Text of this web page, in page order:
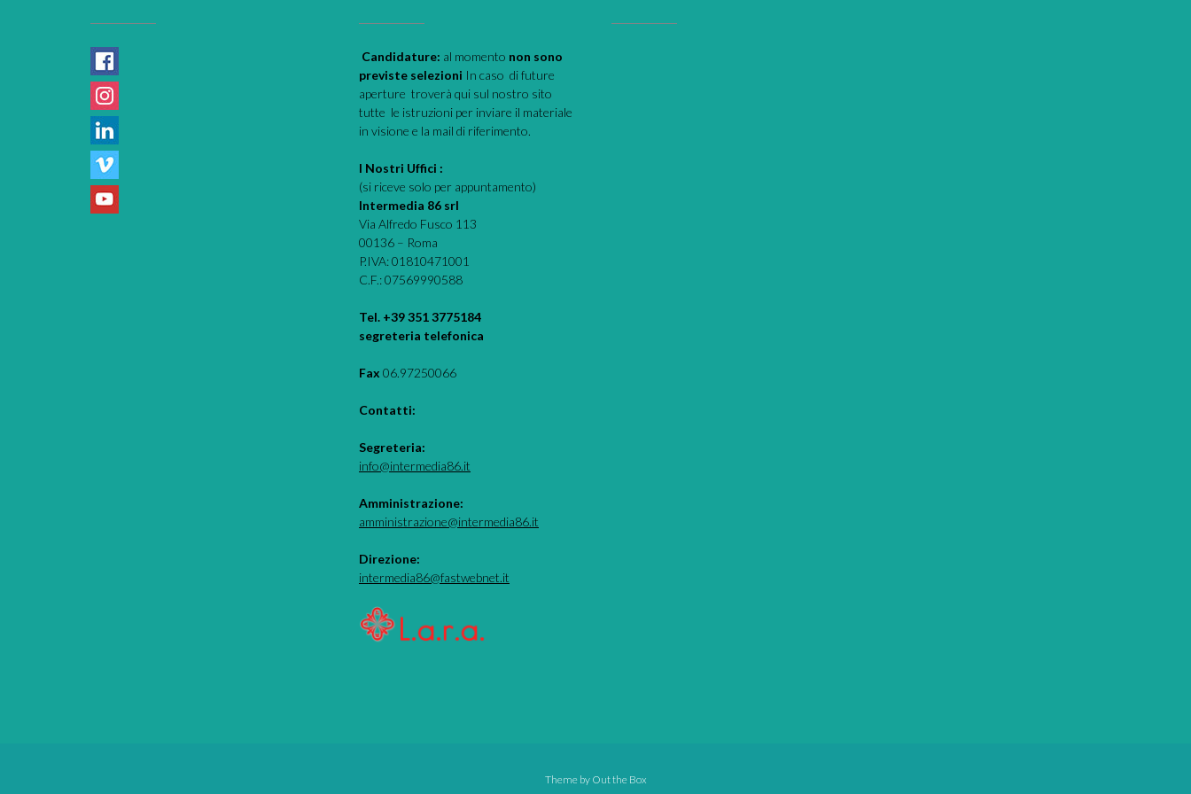
Candidature: al momento non sono
previste selezioni In caso di future
aperture troverà qui sul nostro sito
tutte le istruzioni per inviare il materiale
in visione e la mail di riferimento.
I Nostri Uffici :
(si riceve solo per appuntamento)
Intermedia 86 srl
Via Alfredo Fusco 113
00136 – Roma
P.IVA: 01810471001
C.F.: 07569990588
Tel. +39 351 3775184
segreteria telefonica
Fax 06.97250066
Contatti:
Segreteria:
info@intermedia86.it
Amministrazione:
amministrazione@intermedia86.it
Direzione:
intermedia86@fastwebnet.it
Theme by Out the Box